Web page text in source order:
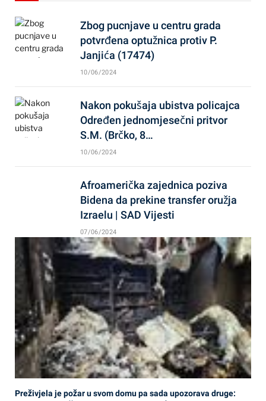
Zbog pucnjave u centru grada
potvrđena optužnica protiv P.
Janjića (17474)
10/06/2024
Nakon pokušaja ubistva policajca
Određen jednomjesečni pritvor
S.M. (Brčko, 8…
10/06/2024
Afroamerička zajednica poziva
Bidena da prekine transfer oružja
Izraelu | SAD Vijesti
07/06/2024
Preživjela je požar u svom domu pa sada upozorava druge: